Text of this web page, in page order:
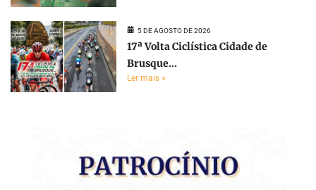
5 DE AGOSTO DE 2026
17ª Volta Ciclística Cidade de
Brusque...
Ler mais »